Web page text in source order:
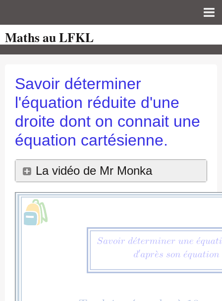
Page d'accueil
Pour les Profs
auto-évaluations
TICE
Sujets de bac
Programmes officiels
Orientation
Maths au LFKL
Savoir déterminer
l'équation réduite d'une
droite dont on connait une
équation cartésienne.
La vidéo de Mr Monka